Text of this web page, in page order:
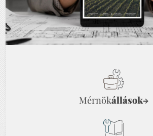
Mérnökállások→